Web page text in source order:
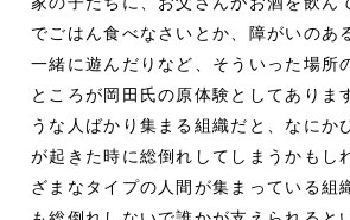
でごはん食べなさいとか、障がいのあ
一緒に遊んだりなど、そういった場所
ところが岡田氏の原体験としてありま
うな人ばかり集まる組織だと、なにか
が起きた時に総倒れしてしまうかもし
ざまなタイプの人間が集まっている組